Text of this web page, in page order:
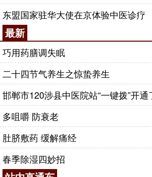
东盟国家驻华大使在京体验中医诊疗
最新
巧用药膳调失眠
二十四节气养生之惊蛰养生
邯郸市120涉县中医院站“一键拨”开通
多咀嚼 防衰老
肚脐敷药 缓解痛经
春季除湿四妙招